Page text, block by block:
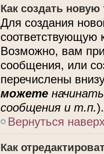
Как создать новую
Для создания
соответствующую
Возможно, вам
сообщения, или
перечислены
можете
сообщения и т.п.).
Вернуться
Как